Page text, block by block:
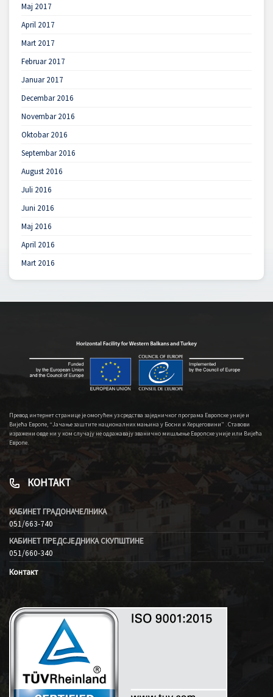
Maj 2017
April 2017
Mart 2017
Februar 2017
Januar 2017
Decembar 2016
Novembar 2016
Oktobar 2016
Septembar 2016
August 2016
Juli 2016
Juni 2016
Maj 2016
April 2016
Mart 2016
Превод интернет странице је омогућен уз средства заједничког програма Европске уније и
Вијећа Европе, “Јачање заштите националних мањина у Босни и Херцеговини” . Ставови
изражени овде ни у ком случају не одражавају званично мишљење Европске уније или Вијећа
Европе.
КОНТАКТ
КАБИНЕТ ГРАДОНАЧЕЛНИКА
051/663-740
КАБИНЕТ ПРЕДСЈЕДНИКА СКУПШТИНЕ
051/660-340
Контакт